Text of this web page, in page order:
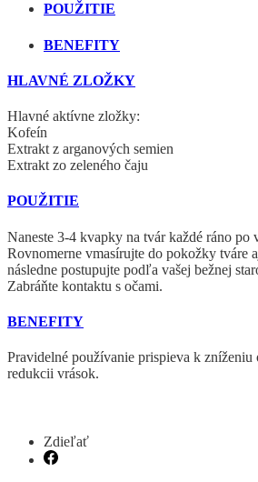
POUŽITIE
BENEFITY
HLAVNÉ ZLOŽKY
Hlavné aktívne zložky:
Kofeín
Extrakt z arganových semien
Extrakt zo zeleného čaju
POUŽITIE
Naneste 3-4 kvapky na tvár každé ráno po
Rovnomerne vmasírujte do pokožky tváre
následne postupujte podľa vašej bežnej
Zabráňte kontaktu s očami.
BENEFITY
Pravidelné používanie prispieva k
redukcii vrások.
Zdieľať